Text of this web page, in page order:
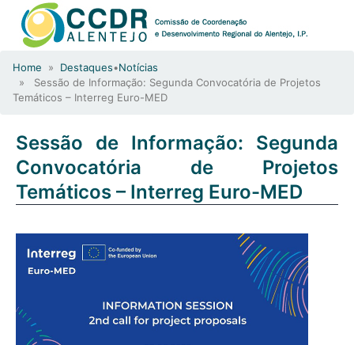
Home » Destaques•Notícias
» Sessão de Informação: Segunda Convocatória de Projetos
Temáticos – Interreg Euro-MED
Sessão de Informação: Segunda
Convocatória de Projetos
Temáticos – Interreg Euro-MED